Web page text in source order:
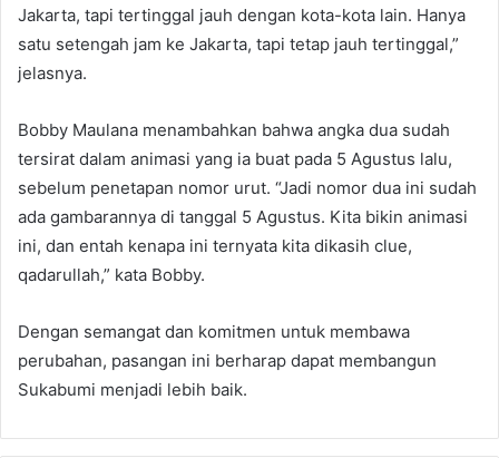
Jakarta, tapi tertinggal jauh dengan kota-kota lain. Hanya
satu setengah jam ke Jakarta, tapi tetap jauh tertinggal,”
jelasnya.
Bobby Maulana menambahkan bahwa angka dua sudah
tersirat dalam animasi yang ia buat pada 5 Agustus lalu,
sebelum penetapan nomor urut. “Jadi nomor dua ini sudah
ada gambarannya di tanggal 5 Agustus. Kita bikin animasi
ini, dan entah kenapa ini ternyata kita dikasih clue,
qadarullah,” kata Bobby.
Dengan semangat dan komitmen untuk membawa
perubahan, pasangan ini berharap dapat membangun
Sukabumi menjadi lebih baik.